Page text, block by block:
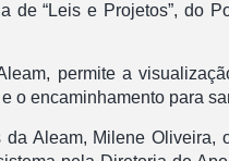
de “Leis e Projetos”, do
permite a
o encaminhamento para
Aleam, Milene